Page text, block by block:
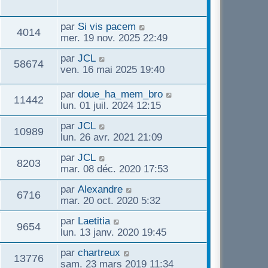
e
s
a
g
e
m
e
s
s
a
g
e
s
i
e
r
m
e
s
a
g
e
4014V
s
D
e
r
n
i
e
r
m
e
s
s
a
g
e
par Si vis pacem
mer. 19 nov. 2025 22:49
58674V
u
D
e
n
i
e
r
m
e
s
s
a
g
e
par JCL
ven. 16 mai 2025 19:40
11442
e
D
e
r
n
i
e
r
m
s
s
a
g
e
par doue_ha_mem_bro
lun. 01 juil. 2024 12:15
10989
e
D
e
r
n
i
e
r
m
s
s
a
g
par JCL
lun. 26 avr. 2021 21:09
8203V
e
s
D
e
r
n
i
e
r
m
s
par JCL
mar. 08 déc. 2020 17:53
6716V
e
s
D
e
r
n
i
e
r
par Alexandre
mar. 20 oct. 2020 5:32
9654V
D
e
r
n
i
par Laetitia
lun. 13 janv. 2020 19:45
13776V
D
e
par chartreux
sam. 23 mars 2019 11:34